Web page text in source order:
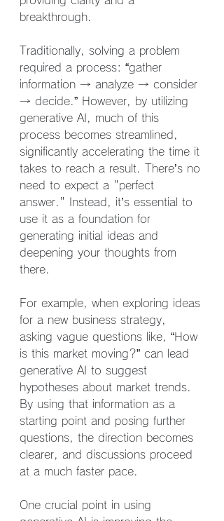
breakthrough.
Traditionally, solving a problem
required a process: “gather
information → analyze → consider
→ decide.” However, by utilizing
generative AI, much of this
process becomes streamlined,
significantly accelerating the time it
takes to reach a result. There’s no
need to expect a "perfect
answer." Instead, it’s essential to
use it as a foundation for
generating initial ideas and
deepening your thoughts from
there.
For example, when exploring ideas
for a new business strategy,
asking vague questions like, “How
is this market moving?” can lead
generative AI to suggest
hypotheses about market trends.
By using that information as a
starting point and posing further
questions, the direction becomes
clearer, and discussions proceed
at a much faster pace.
One crucial point in using